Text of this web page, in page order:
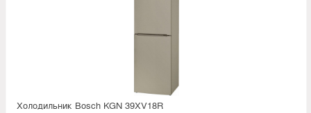
Холодильник Bosсh KGN 39XV18R